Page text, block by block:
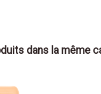
dans la même